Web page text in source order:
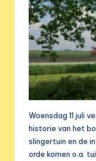
Woensdag 11 juli
historie van het
slingertuin en de
orde komen o.a.